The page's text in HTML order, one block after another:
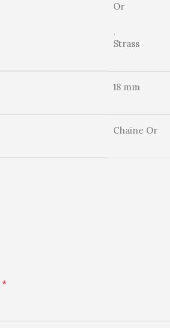
Or
,
Strass
18 mm
Chaine Or
*